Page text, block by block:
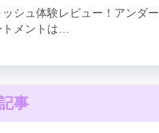
シュ体験レビュー！アンダー
メントは…
事